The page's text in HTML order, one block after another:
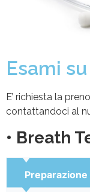
Esami
E’ richiesta la
contattandoci al
• Breath
Preparazione